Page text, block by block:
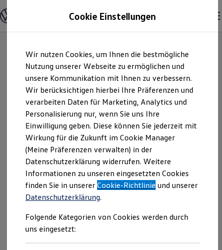
Hauptinhalt
springen
Footer
springen
Modelle & Konfigurator
Nutzfahrzeugkategorien entdecken
Modelle konfigurieren
Vorgängermodelle und Oldtimer
Vorgängermodelle
Oldtimer
Bulli Historie
Branchenlösungen & Gewerbekunden
Umbaulösungen und Hersteller finden
Auf- und Umbauten entdecken & konfigurieren
Groß- und Sonderkunden
Großkunden
Kommunen & Behörden
Journalisten
Sportvereine
Branchenlösungen
Bau & Handwerk
Gewerbliche Personenbeförderung
Service & mobile Werkstätten
Kurier, Logistik & Handel
Feuerwehr
Rettungsdienste
ONE Business ID Vorteile
Fahrzeugsuche & Marktplatz
Graf Hardenberg
GmbH & Co. KG |
Impressum &
Rechtliches
Hier finden Sie Informationen über die
Graf Hardenberg GmbH & Co. KG als
verantwortliche Anbieterin von Inhalten
und Angeboten, die auf dieser Webseite
Cookie Einstellungen
Wir nutzen Cookies, um Ihnen die bestmögliche
Nutzung unserer Webseite zu ermöglichen und
unsere Kommunikation mit Ihnen zu verbessern.
Wir berücksichtigen hierbei Ihre Präferenzen und
verarbeiten Daten für Marketing, Analytics und
Personalisierung nur, wenn Sie uns Ihre
Einwilligung geben. Diese können Sie jederzeit mit
Wirkung für die Zukunft im Cookie Manager
(Meine Präferenzen verwalten) in der
Datenschutzerklärung widerrufen. Weitere
Informationen zu unseren eingesetzten Cookies
finden Sie in unsererCookie-Richtlinie und unserer
Datenschutzerklärung.
Folgende Kategorien von Cookies werden durch
uns eingesetzt: